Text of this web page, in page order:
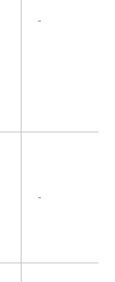
-
-